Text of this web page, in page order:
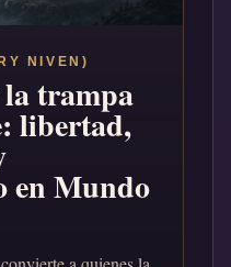
NIVEN)
trampa
libertad,
en Mundo